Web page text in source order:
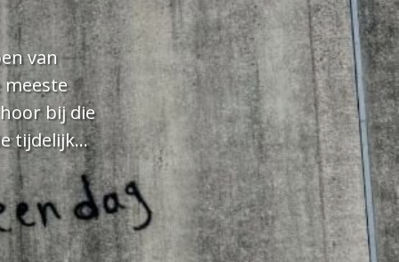
meeste
tijdelijk
‘Komt
mee met
een